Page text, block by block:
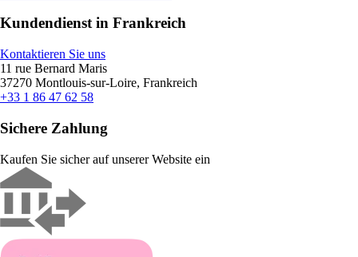
Kundendienst in Frankreich
Kontaktieren Sie uns
11 rue Bernard Maris
37270 Montlouis-sur-Loire, Frankreich
+33 1 86 47 62 58
Sichere Zahlung
Kaufen Sie sicher auf unserer Website ein